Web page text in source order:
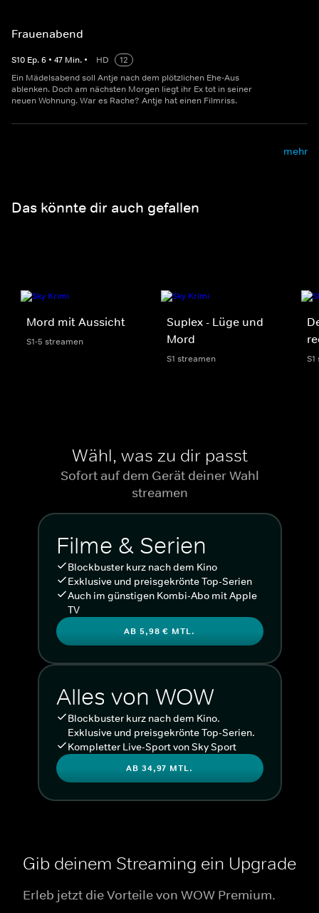
Frauenabend
S10 Ep.6 • 47 Min. • HD
12
Ein Mädelsabend soll Antje nach dem plötzlichen Ehe-Aus
ablenken. Doch am nächsten Morgen liegt ihr Ex tot in seiner
neuen Wohnung. War es Rache? Antje hat einen Filmriss.
mehr
Das könnte dir auch gefallen
Mord mit Aussicht
S1-5 streamen
Suplex - Lüge und
Mord
S1 streamen
Wähl, was zu dir passt
Sofort auf dem Gerät deiner Wahl
streamen
Filme & Serien
Blockbuster kurz nach dem Kino
Exklusive und preisgekrönte Top-Serien
Auch im günstigen Kombi-Abo mit Apple
TV
AB 5,98 € MTL.
Alles von WOW
Blockbuster kurz nach dem Kino.
Exklusive und preisgekrönte Top-Serien.
Kompletter Live-Sport von Sky Sport
AB 34,97 MTL.
Gib deinem Streaming ein Upgrade
Erleb jetzt die Vorteile von WOW Premium.